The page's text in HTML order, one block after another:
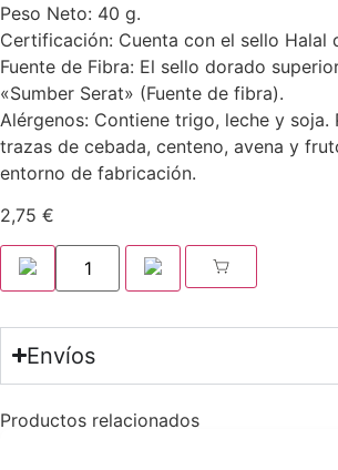
Peso Neto: 40 g.
Certificación: Cuenta con el sello Halal
Fuente de Fibra: El sello dorado
«Sumber Serat» (Fuente de fibra).
Alérgenos: Contiene trigo, leche y soja.
trazas de cebada, centeno, avena y
entorno de fabricación.
2,75 €
Envíos
Productos relacionados